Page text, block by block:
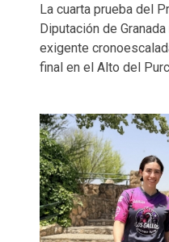
La cuarta prueba del
Diputación de
exigente
final en el Alto del